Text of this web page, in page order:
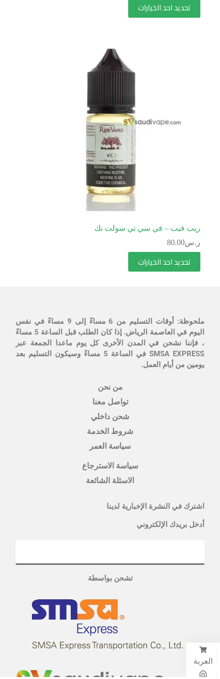
تحديد احد الخيارات
ريب فيب – في سي تي سولت نك
ر.س80.00
تحديد احد الخيارات
ملحوظة: أوقات التسليم من 6 مساءً إلى 9 مساءً في نفس
اليوم في العاصمة الرياض. إذا كان الطلب قبل الساعة 5 مساءً
، فإننا نشحن في المدن الأخرى كل يوم ماعدا الجمعة عبر
SMSA EXPRESS في الساعة 5 مساءً وسيكون التسليم بعد
يومين من أيام العمل.
من نحن
تواصل معنا
شحن داخلي
شروط الخدمة
سياسة العمر
سياسة الاسترجاع
الاسئلة الشائعة
اشترك في النشرة الإخبارية لدينا
أدخل بريدك الإلكتروني
تشحن بواسطة
العربة